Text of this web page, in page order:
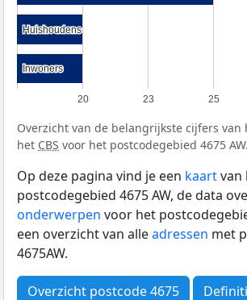
20 23 25
Huishoudens
Huishoudens
Inwoners
Inwoners
Overzicht van de belangrijkste cijfers van
het CBS voor het postcodegebied 4675 AW.
Op deze pagina vind je een kaartvan
postcodegebied 4675 AW, de data
onderwerpen voor het
een overzicht van alleadressen met
4675AW.
Overzicht postcode 4675